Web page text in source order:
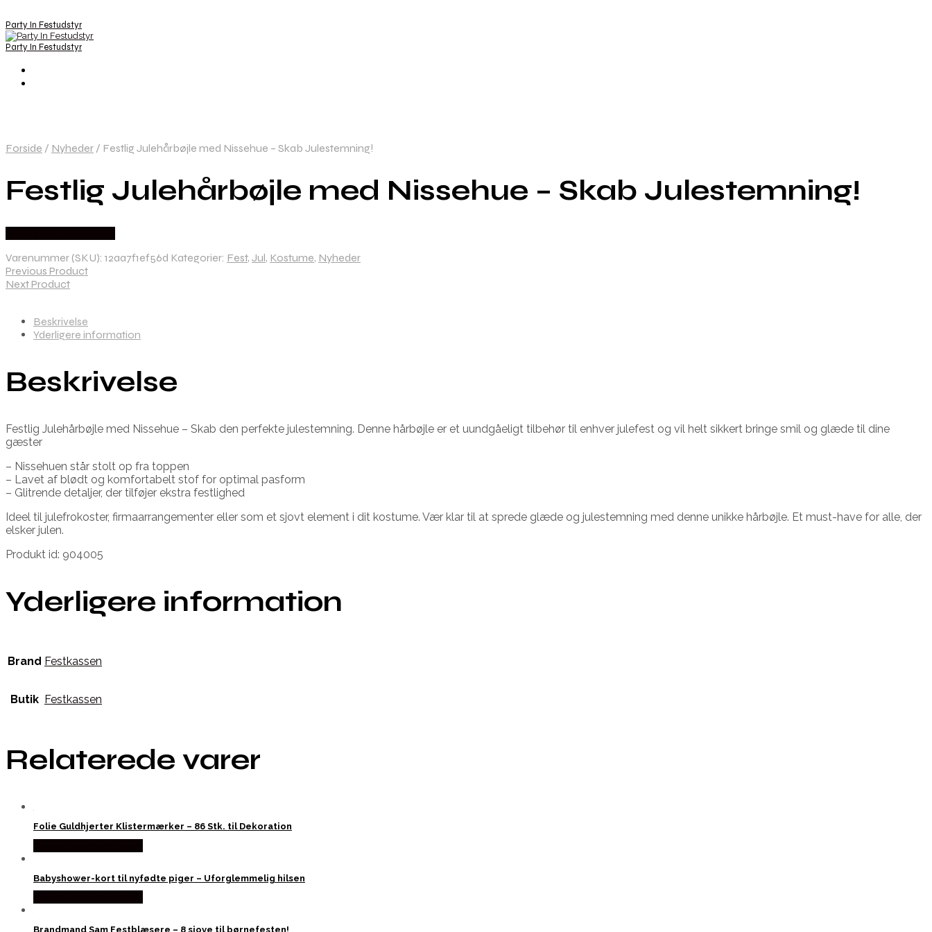
Party In Festudstyr
Party In Festudstyr
Forside / Nyheder / Festlig Julehårbøjle med Nissehue – Skab Julestemning!
Festlig Julehårbøjle med Nissehue – Skab Julestemning!
Varenummer (SKU): 12aa7f1ef56d Kategorier: Fest, Jul, Kostume, Nyheder
Previous Product
Next Product
Beskrivelse
Yderligere information
Beskrivelse
Festlig Julehårbøjle med Nissehue – Skab den perfekte julestemning. Denne hårbøjle er et uundgåeligt tilbehør til enhver julefest og vil helt sikkert bringe smil og glæde til dine
gæster
– Nissehuen står stolt op fra toppen
– Lavet af blødt og komfortabelt stof for optimal pasform
– Glitrende detaljer, der tilføjer ekstra festlighed
Ideel til julefrokoster, firmaarrangementer eller som et sjovt element i dit kostume. Vær klar til at sprede glæde og julestemning med denne unikke hårbøjle. Et must-have for alle, der
elsker julen.
Produkt id: 904005
Yderligere information
Brand Festkassen
Butik Festkassen
Relaterede varer
Folie Guldhjerter Klistermærker – 86 Stk. til Dekoration
Babyshower-kort til nyfødte piger – Uforglemmelig hilsen
Brandmand Sam Festblæsere – 8 sjove til børnefesten!